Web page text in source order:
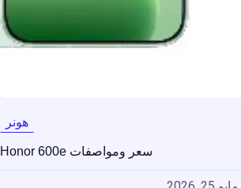
هونر
سعر ومواصفات Honor 600e